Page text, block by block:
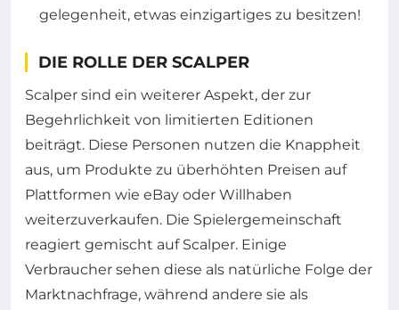
DIE ROLLE DER SCALPER
Scalper sind ein weiterer Aspekt, der zur
Begehrlichkeit von limitierten Editionen
beiträgt. Diese Personen nutzen die Knappheit
aus, um Produkte zu überhöhten Preisen auf
Plattformen wie eBay oder Willhaben
weiterzuverkaufen. Die Spielergemeinschaft
reagiert gemischt auf Scalper. Einige
Verbraucher sehen diese als natürliche Folge der
Marktnachfrage, während andere sie als